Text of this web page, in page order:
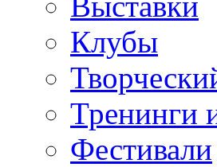
Клубы
Тренинги
Фестивали